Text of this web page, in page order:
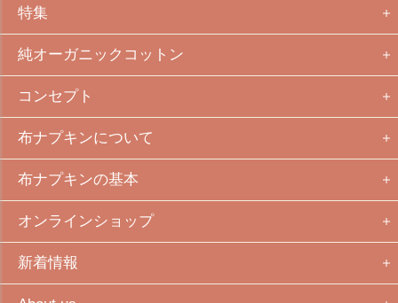
特集
純オーガニックコットン
コンセプト
布ナプキンについて
布ナプキンの基本
オンラインショップ
新着情報